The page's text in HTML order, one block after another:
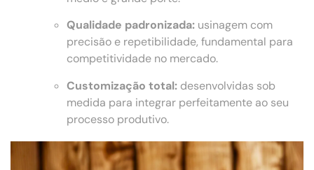
Qualidade padronizada: usinagem com
precisão e repetibilidade, fundamental para
competitividade no mercado.
Customização total: desenvolvidas sob
medida para integrar perfeitamente ao seu
processo produtivo.